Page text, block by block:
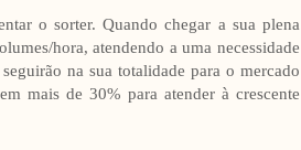
o sorter. Quando chegar a sua plena
hora, atendendo a uma necessidade
na sua totalidade para o mercado
mais de 30% para atender à crescente